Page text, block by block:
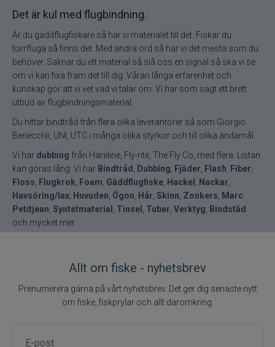
Det är kul med flugbindning.
Är du gäddflugfiskare så har vi materialet till det. Fiskar du
torrfluga så finns det. Med andra ord så har vi det mesta som du
behöver. Saknar du ett material så slå oss en signal så ska vi se
om vi kan fixa fram det till dig. Våran långa erfarenhet och
kunskap gör att vi vet vad vi talar om. Vi har som sagt ett brett
utbud av flugbindningsmaterial.
Du hittar bindtråd från flera olika leverantörer så som Giorgio
Benecchii, UNI, UTC i många olika styrkor och till olika ändamål.
Vi har dubbing från Hareline, Fly-rite, The Fly Co, med flera. Listan
kan göras lång. Vi har Bindtråd Dubbing Fjäder Flash Fiber
Floss
Flugkrok Foam Gäddflugfiske Hackel Nackar
Havsöring/lax Huvuden Ögon Hår Skinn Zonkers
Marc
Petitjean Syntetmaterial Tinsel Tuber Verktyg
Bindstäd
och mycket mer.
Allt om fiske - nyhetsbrev
Prenumerera gärna på vårt nyhetsbrev. Det ger dig senaste nytt
om fiske, fiskprylar och allt däromkring.